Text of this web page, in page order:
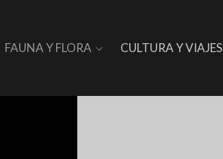
FAUNA Y FLORA CULTURA Y VIAJES